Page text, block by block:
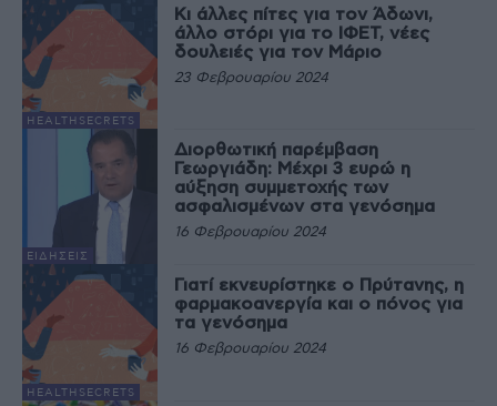
HEALTHSECRETS
Κι άλλες πίτες για τον Άδωνι,
άλλο στόρι για το ΙΦΕΤ, νέες
δουλειές για τον Μάριο
23 Φεβρουαρίου 2024
ΕΙΔΉΣΕΙΣ
Διορθωτική παρέμβαση
Γεωργιάδη: Μέχρι 3 ευρώ η
αύξηση συμμετοχής των
ασφαλισμένων στα γενόσημα
16 Φεβρουαρίου 2024
HEALTHSECRETS
Γιατί εκνευρίστηκε ο Πρύτανης, η
φαρμακοανεργία και ο πόνος για
τα γενόσημα
16 Φεβρουαρίου 2024